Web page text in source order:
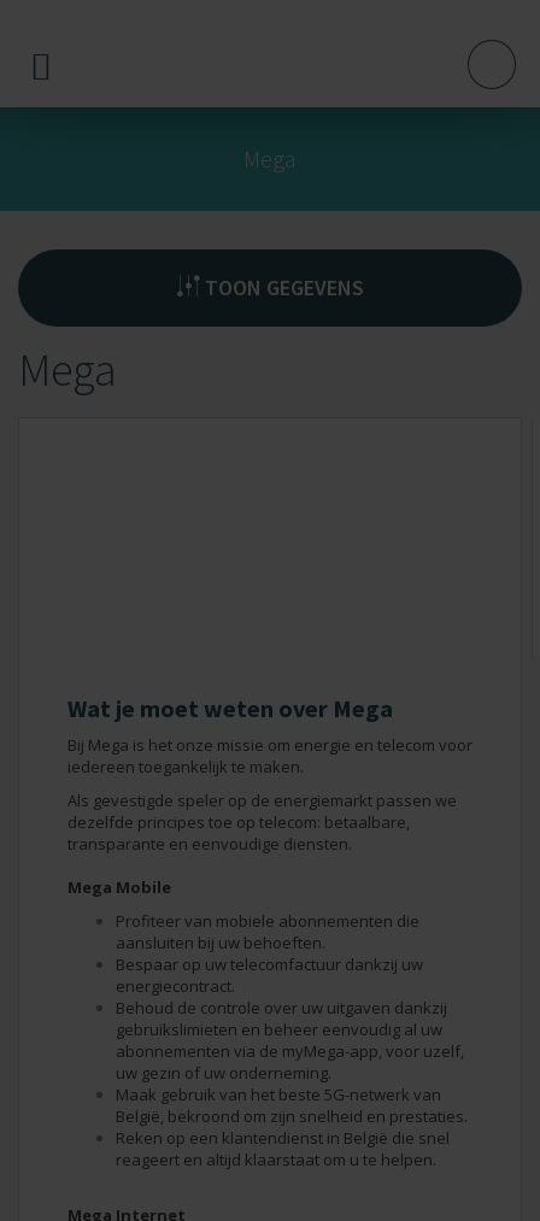
Mega
TOON GEGEVENS
Mega
Wat je moet weten over Mega
Bij Mega is het onze missie om energie en telecom voor
iedereen toegankelijk te maken.
Als gevestigde speler op de energiemarkt passen we
dezelfde principes toe op telecom: betaalbare,
transparante en eenvoudige diensten.
Mega Mobile
Profiteer van mobiele abonnementen die
aansluiten bij uw behoeften.
Bespaar op uw telecomfactuur dankzij uw
energiecontract.
Behoud de controle over uw uitgaven dankzij
gebruikslimieten en beheer eenvoudig al uw
abonnementen via de myMega-app, voor uzelf,
uw gezin of uw onderneming.
Maak gebruik van het beste 5G-netwerk van
België, bekroond om zijn snelheid en prestaties.
Reken op een klantendienst in België die snel
reageert en altijd klaarstaat om u te helpen.
Mega Internet